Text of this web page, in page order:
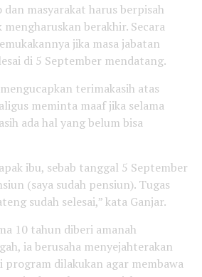
dan masyarakat harus berpisah
berakhir. Secara
jika masa jabatan
di 5 September mendatang.
terimakasih atas
meminta maaf jika selama
ada hal yang belum bisa
ibu, sebab tanggal 5 September
(saya sudah pensiun). Tugas
sudah selesai,” kata Ganjar.
10 tahun diberi amanah
ia berusaha menyejahterakan
program dilakukan agar membawa